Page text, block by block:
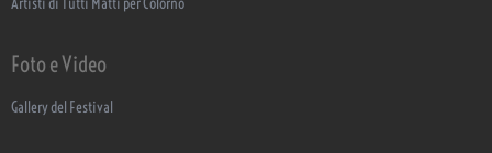
Artisti di Tutti Matti per Colorno
Foto e Video
Gallery del Festival